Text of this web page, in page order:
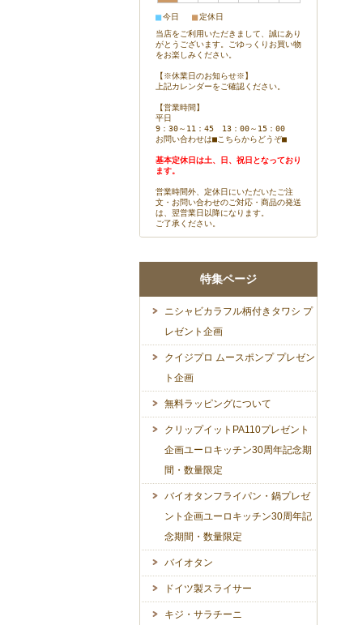
■今日 ■定休日
当店をご利用いただきまして、誠にあり
がとうございます。ごゆっくりお買い物
をお楽しみください。
【※休業日のお知らせ※】
上記カレンダーをご確認ください。
【営業時間】
平日
9：30～11：45 13：00～15：00
お問い合わせは■こちらからどうぞ■
基本定休日は土、日、祝日となっており
ます。
営業時間外、定休日にいただいたご注
文・お問い合わせのご対応・商品の発送
は、翌営業日以降になります。
ご了承ください。
特集ページ
ニシャビカラフル柄付きタワシ プ
レゼント企画
クイジプロ ムースポンプ プレゼン
ト企画
無料ラッピングについて
クリップイットPA110プレゼント
企画ユーロキッチン30周年記念期
間・数量限定
バイオタンフライパン・鍋プレゼ
ント企画ユーロキッチン30周年記
念期間・数量限定
バイオタン
ドイツ製スライサー
キジ・サラチーニ